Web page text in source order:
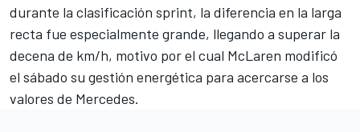
durante la clasificación sprint, la diferencia en la larga
recta fue especialmente grande, llegando a superar la
decena de km/h, motivo por el cual McLaren modificó
el sábado su gestión energética para acercarse a los
valores de Mercedes.